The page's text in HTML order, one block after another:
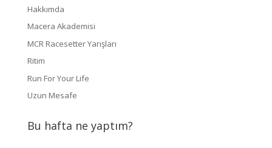
Hakkımda
Macera Akademisi
MCR Racesetter Yarışları
Ritim
Run For Your Life
Uzun Mesafe
Bu hafta ne yaptım?